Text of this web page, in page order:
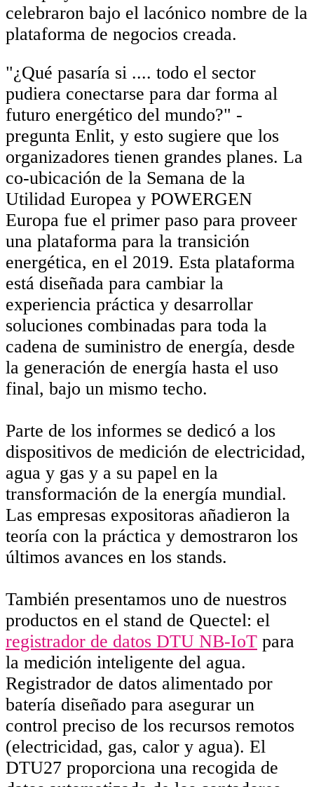
celebraron bajo el lacónico nombre de la
plataforma de negocios creada.
"¿Qué pasaría si .... todo el sector
pudiera conectarse para dar forma al
futuro energético del mundo?" -
pregunta Enlit, y esto sugiere que los
organizadores tienen grandes planes. La
co-ubicación de la Semana de la
Utilidad Europea y POWERGEN
Europa fue el primer paso para proveer
una plataforma para la transición
energética, en el 2019. Esta plataforma
está diseñada para cambiar la
experiencia práctica y desarrollar
soluciones combinadas para toda la
cadena de suministro de energía, desde
la generación de energía hasta el uso
final, bajo un mismo techo.
Parte de los informes se dedicó a los
dispositivos de medición de electricidad,
agua y gas y a su papel en la
transformación de la energía mundial.
Las empresas expositoras añadieron la
teoría con la práctica y demostraron los
últimos avances en los stands.
También presentamos uno de nuestros
productos en el stand de Quectel: el
registrador de datos DTU NB-IoT para
la medición inteligente del agua.
Registrador de datos alimentado por
batería diseñado para asegurar un
control preciso de los recursos remotos
(electricidad, gas, calor y agua). El
DTU27 proporciona una recogida de